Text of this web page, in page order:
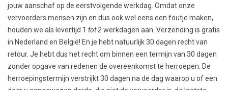
jouw aanschaf op de eerstvolgende werkdag. Omdat onze
vervoerders mensen zijn en dus ook wel eens een foutje maken,
houden we als levertijd 1 tot 2werkdagen aan. Verzending is gratis
in Nederland en België! En je hebt natuurlijk 30 dagen recht van
retour. Je hebt dus het recht om binnen een termijn van 30 dagen
zonder opgave van redenen de overeenkomst te herroepen. De
herroepingstermijn verstrijkt 30 dagen na de dag waarop u of een